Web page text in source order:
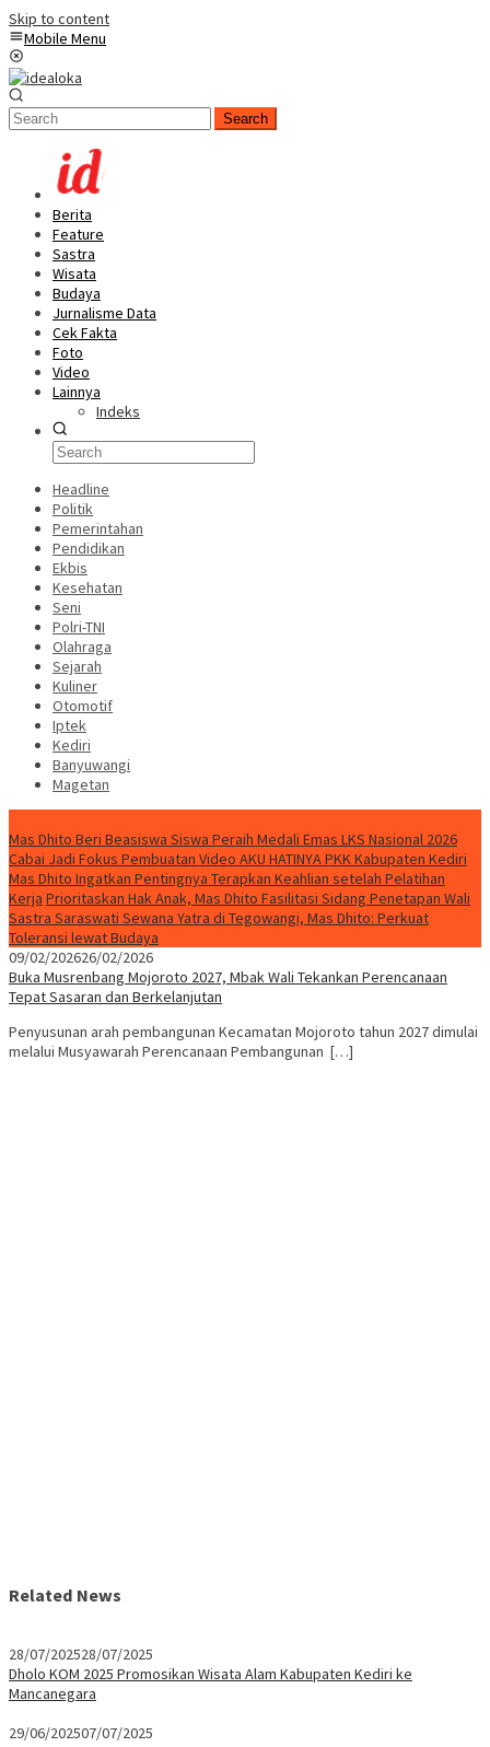
Skip to content
Mobile Menu
Search
Berita
Feature
Sastra
Wisata
Budaya
Jurnalisme Data
Cek Fakta
Foto
Video
Lainnya
Indeks
Headline
Politik
Pemerintahan
Pendidikan
Ekbis
Kesehatan
Seni
Polri-TNI
Olahraga
Sejarah
Kuliner
Otomotif
Iptek
Kediri
Banyuwangi
Magetan
Mas Dhito Beri Beasiswa Siswa Peraih Medali Emas LKS Nasional 2026
Cabai Jadi Fokus Pembuatan Video AKU HATINYA PKK Kabupaten Kediri
Mas Dhito Ingatkan Pentingnya Terapkan Keahlian setelah Pelatihan
Kerja Prioritaskan Hak Anak, Mas Dhito Fasilitasi Sidang Penetapan Wali
Sastra Saraswati Sewana Yatra di Tegowangi, Mas Dhito: Perkuat
Toleransi lewat Budaya
09/02/202626/02/2026
Buka Musrenbang Mojoroto 2027, Mbak Wali Tekankan Perencanaan
Tepat Sasaran dan Berkelanjutan
Penyusunan arah pembangunan Kecamatan Mojoroto tahun 2027 dimulai
melalui Musyawarah Perencanaan Pembangunan […]
Related News
28/07/202528/07/2025
Dholo KOM 2025 Promosikan Wisata Alam Kabupaten Kediri ke
Mancanegara
29/06/202507/07/2025